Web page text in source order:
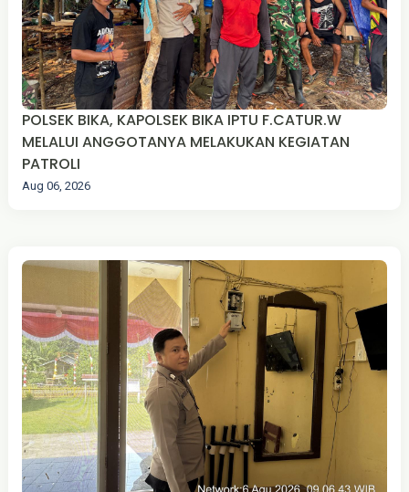
POLSEK BIKA, KAPOLSEK BIKA IPTU F.CATUR.W
MELALUI ANGGOTANYA MELAKUKAN KEGIATAN
PATROLI
Aug 06, 2026